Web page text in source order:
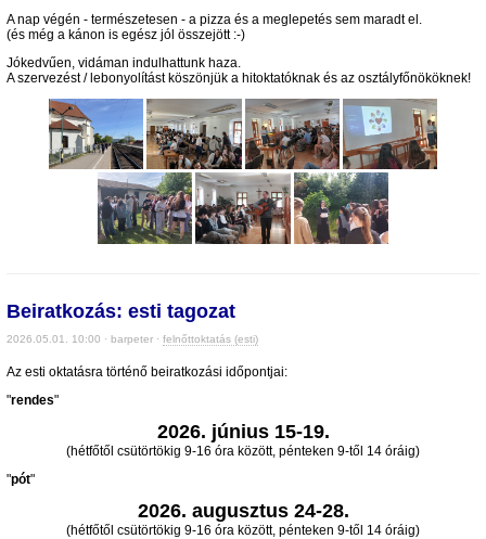
A nap végén - természetesen - a pizza és a meglepetés sem maradt el.
(és még a kánon is egész jól összejött :-)
Jókedvűen, vidáman indulhattunk haza.
A szervezést / lebonyolítást köszönjük a hitoktatóknak és az osztályfőnököknek!
Beiratkozás: esti tagozat
2026.05.01. 10:00 · barpeter · felnőttoktatás (esti)
Az esti oktatásra történő beiratkozási időpontjai:
"rendes"
2026. június 15-19.
(hétfőtől csütörtökig 9-16 óra között, pénteken 9-től 14 óráig)
"pót"
2026. augusztus 24-28.
(hétfőtől csütörtökig 9-16 óra között, pénteken 9-től 14 óráig)